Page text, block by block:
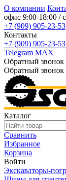
О компании
офис 9:00-18:00 /
+7 (909) 905-23-53
Контакты
+7 (909) 905-23-53
Telegram MAX
Обратный звонок
Обратный звонок
Каталог
Сравнить
Избранное
Корзина
Войти
Экскаваторы-